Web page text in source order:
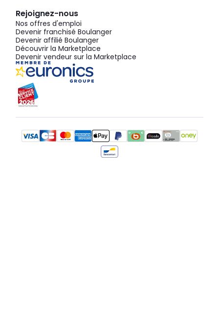
Rejoignez-nous
Nos offres d'emploi
Devenir franchisé Boulanger
Devenir affilié Boulanger
Découvrir la Marketplace
Devenir vendeur sur la Marketplace